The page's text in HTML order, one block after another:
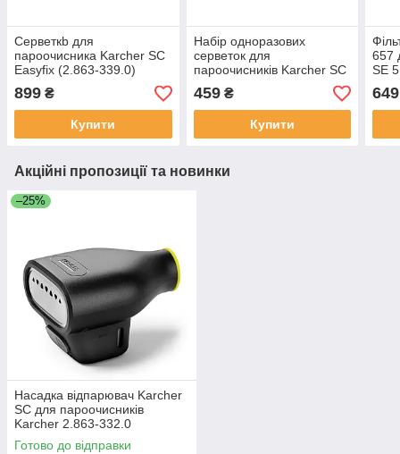
Cерветкb для
пароочисника Karcher SC
Easyfіx (2.863-339.0)
899 ₴
Купити
Набір одноразових
серветок для
пароочисників Karcher SC
15 шт. 2.863-299.0
459₴
Купити
657
SE
SE
649
Акційні пропозиції та новинки
–25%
Насадка відпарювач Karcher
SC для пароочисників
Karcher 2.863-332.0
Готово до відправки